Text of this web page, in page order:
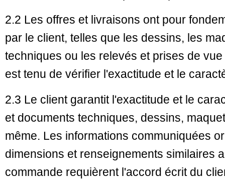
2.2 Les offres et livraisons ont pour
par le client, telles que les dessins, les
techniques ou les relevés et prises de
est tenu de vérifier l'exactitude et le
2.3 Le client garantit l'exactitude et le
et documents techniques, dessins,
même. Les informations communiquées
dimensions et renseignements similaires
commande requièrent l'accord écrit du